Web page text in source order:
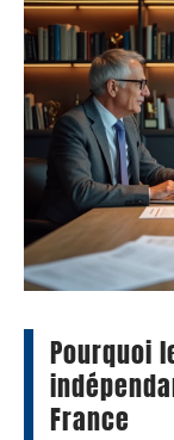
Pourquoi
France